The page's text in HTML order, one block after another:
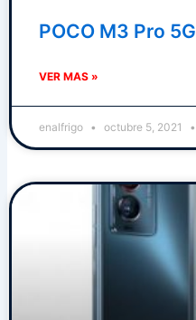
POCO M3 Pro 5G
VER MAS »
enalfrigo octubre 5, 2021